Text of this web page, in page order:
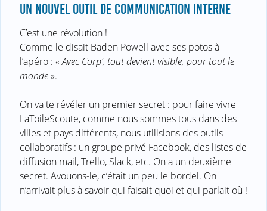
UN NOUVEL OUTIL DE COMMUNICATION INTERNE
C’est une révolution !
Comme le disait Baden Powell avec ses potos à
l’apéro : «Avec Corp’, tout devient visible, pour tout le
monde».
On va te révéler un premier secret : pour faire vivre
LaToileScoute, comme nous sommes tous dans des
villes et pays différents, nous utilisions des outils
collaboratifs : un groupe privé Facebook, des listes de
diffusion mail, Trello, Slack, etc. On a un deuxième
secret. Avouons-le, c’était un peu le bordel. On
n’arrivait plus à savoir qui faisait quoi et qui parlait où !